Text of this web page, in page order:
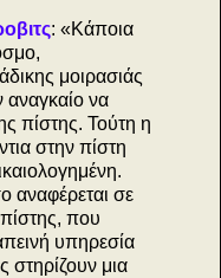
: «Κάποια
μοιρασιάς
αναγκαίο να
πίστης. Τούτη η
στην πίστη
αναφέρεται σε
που
υπηρεσία
στηρίζουν μια